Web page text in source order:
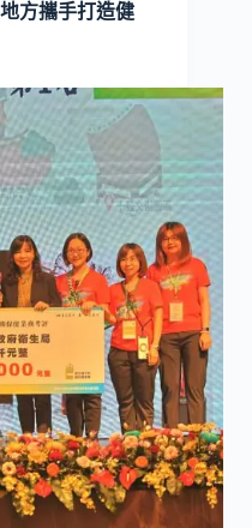
方攜手打造健